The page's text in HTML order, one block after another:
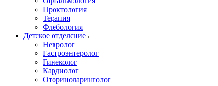
Проктология
Терапия
Флебология
Детское отделение
Невролог
Гастроэнтеролог
Гинеколог
Кардиолог
Оториноларинголог